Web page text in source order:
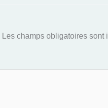
Les champs obligatoires sont